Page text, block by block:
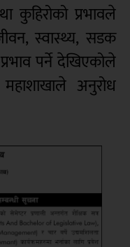
कुहिरोको प्रभावले
स्वास्थ्य, सडक
पर्ने देखिएकोले
अनुरोध